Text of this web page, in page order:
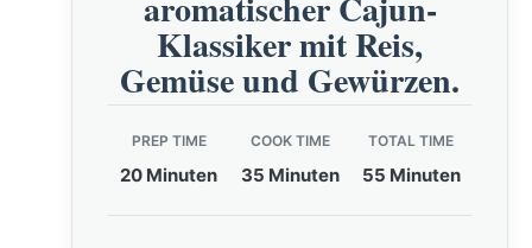
Klassiker mit Reis,
Gemüse und Gewürzen.
PREP TIME
20 Minuten
COOK TIME
35 Minuten
TOTAL TIME
55 Minuten